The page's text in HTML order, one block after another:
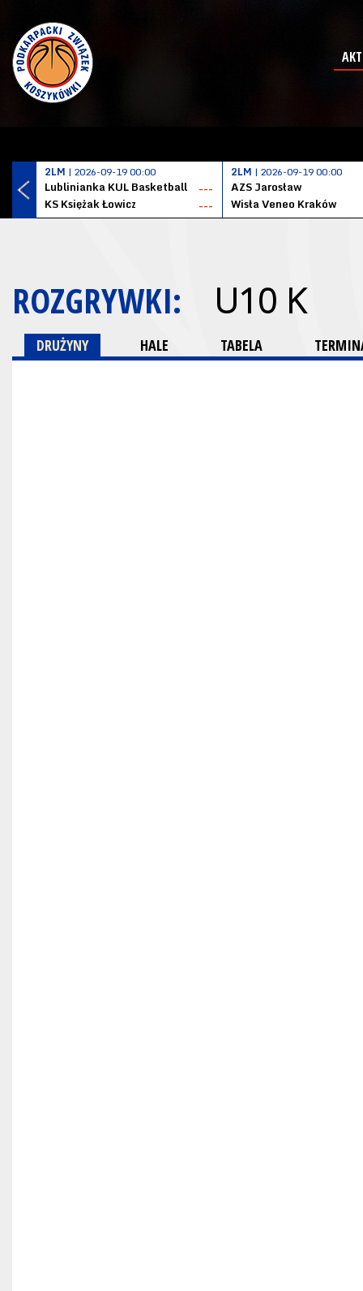
2LM | 2026-09-19 00:00
Lublinianka KUL Basketball
---
KS Księżak Łowicz
---
2LM | 2026-09-19 00:00
AZS Jarosław
Wisła Veneo Kraków
ROZGRYWKI: U10 K
DRUŻYNY HALE TABELA